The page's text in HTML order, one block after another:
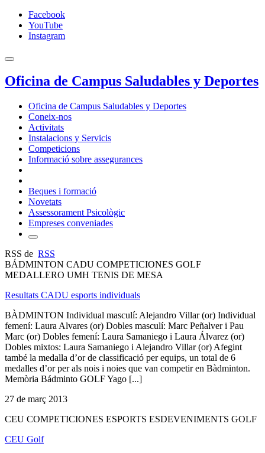
Facebook
YouTube
Instagram
Oficina de Campus Saludables y Deportes
Oficina de Campus Saludables y Deportes
Coneix-nos
Activitats
Instalacions y Servicis
Competicions
Informació sobre assegurances
Beques i formació
Novetats
Assessorament Psicològic
Empreses conveniades
RSS de RSS
BÁDMINTON CADU COMPETICIONES GOLF
MEDALLERO UMH TENIS DE MESA
Resultats CADU esports individuals
BÀDMINTON Individual masculí: Alejandro Villar (or) Individual
femení: Laura Alvares (or) Dobles masculí: Marc Peñalver i Pau
Marc (or) Dobles femení: Laura Samaniego i Laura Álvarez (or)
Dobles mixtos: Laura Samaniego i Alejandro Villar (or) Afegint
també la medalla d’or de classificació per equips, un total de 6
medalles d’or per als nois i noies que van competir en Bàdminton.
Memòria Bádminto GOLF Yago [...]
27 de març 2013
CEU COMPETICIONES ESPORTS ESDEVENIMENTS GOLF
CEU Golf